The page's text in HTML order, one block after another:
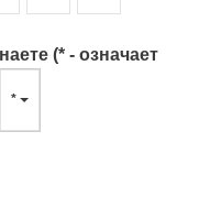
(* - означает
*